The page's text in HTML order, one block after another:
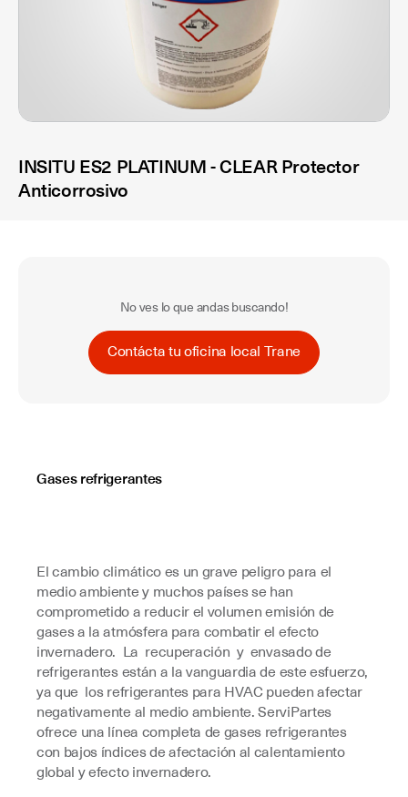
INSITU ES2 PLATINUM - CLEAR Protector
Anticorrosivo
No ves lo que andas buscando!
Contácta tu oficina local Trane
Gases refrigerantes
El cambio climático es un grave peligro para el
medio ambiente y muchos países se han
comprometido a reducir el volumen emisión de
gases a la atmósfera para combatir el efecto
invernadero. La recuperación y envasado de
refrigerantes están a la vanguardia de este esfuerzo,
ya que los refrigerantes para HVAC pueden afectar
negativamente al medio ambiente. ServiPartes
ofrece una línea completa de gases refrigerantes
con bajos índices de afectación al calentamiento
global y efecto invernadero.